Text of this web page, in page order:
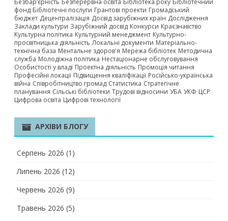
Безбар’єрність Безперервна освіта Бібліотека року Бібліотечний
фонд Бібліотечні послуги Грантові проекти Громадський
бюджет Децентралізація Досвід зарубіжних країн Дослідження
Заклади культури Зарубіжний досвід Конкурси Краєзнавство
Культурна політика Культурний менеджмент Культурно-
просвітницька діяльність Локальні документи Матеріально-
технічна база Ментальне здоров'я Мережа бібліотек Методична
служба Молодіжна політика Нестаціонарне обслуговування
Особистості у владі Проектна діяльність Промоція читання
Професійні локації Підвищення кваліфікації Російсько-українська
війна Співробітництво громад Статистика Стратегічне
планування Сільські бібліотеки Трудові відносини УБА УКФ ЦСР
Цифрова освіта Цифрові технології
АРХІВИ БЛОГУ
Серпень 2026 (1)
Липень 2026 (12)
Червень 2026 (9)
Травень 2026 (5)